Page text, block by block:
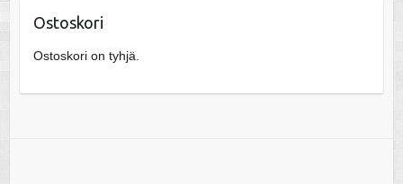
Ostoskori
Ostoskori on tyhjä.